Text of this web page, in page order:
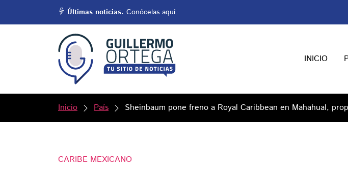
Últimas noticias. Conócelas aquí.
INICIO
Inicio País Sheinbaum pone freno a Royal Caribbean en Mahahual,
CARIBE MEXICANO